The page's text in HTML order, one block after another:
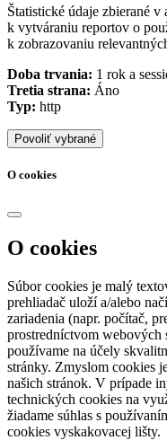
Štatistické údaje zbierané
k vytváraniu reportov o
k zobrazovaniu
Doba trvania: 1 rok a
Tretia strana: Áno
Typ: http
Povoliť vybrané
O cookies
O cookies
Súbor cookies je malý
prehliadač uloží a/alebo
zariadenia (napr. počítač,
prostredníctvom webových
používame na účely
stránky. Zmyslom cookies
našich stránok. V prípade
technických cookies na
žiadame súhlas s
cookies vyskakovacej lišty.